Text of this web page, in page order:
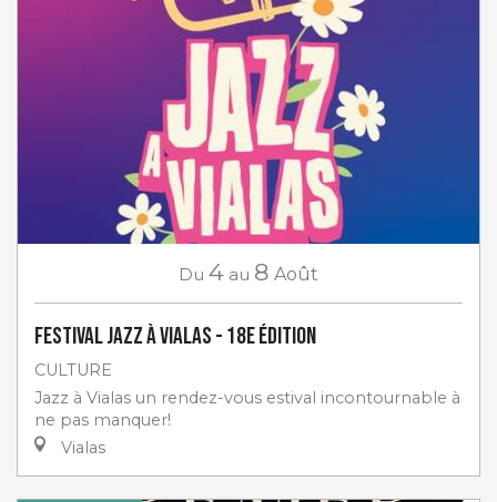
Du 4 au 8 Août
Festival Jazz à Vialas - 18e Édition
CULTURE
Jazz à Vialas un rendez-vous estival incontournable à
ne pas manquer!
Vialas